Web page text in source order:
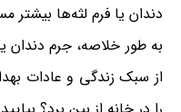
دندان یا فرم لثه‌ها
به طور خلاصه، جرم
از سبک زندگی و عادات